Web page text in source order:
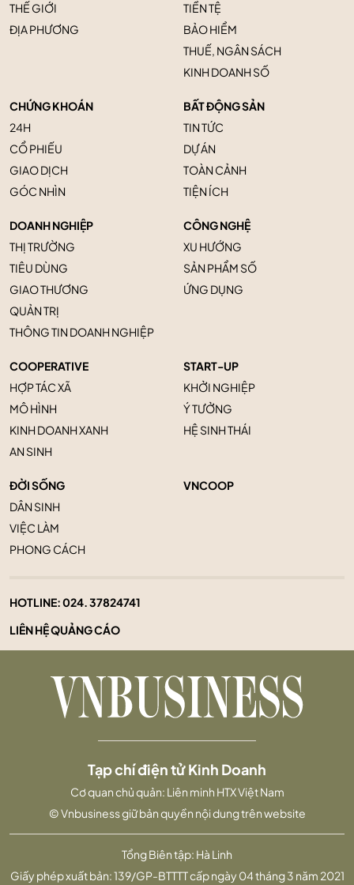
THẾ GIỚI
ĐỊA PHƯƠNG
TIỀN TỆ
BẢO HIỂM
THUẾ, NGÂN SÁCH
KINH DOANH SỐ
CHỨNG KHOÁN
24H
CỔ PHIẾU
GIAO DỊCH
GÓC NHÌN
BẤT ĐỘNG SẢN
TIN TỨC
DỰ ÁN
TOÀN CẢNH
TIỆN ÍCH
DOANH NGHIỆP
THỊ TRƯỜNG
TIÊU DÙNG
GIAO THƯƠNG
QUẢN TRỊ
THÔNG TIN DOANH NGHIỆP
CÔNG NGHỆ
XU HƯỚNG
SẢN PHẨM SỐ
ỨNG DỤNG
COOPERATIVE
HỢP TÁC XÃ
MÔ HÌNH
KINH DOANH XANH
AN SINH
START-UP
KHỞI NGHIỆP
Ý TƯỞNG
HỆ SINH THÁI
ĐỜI SỐNG
DÂN SINH
VIỆC LÀM
PHONG CÁCH
VNCOOP
HOTLINE:024. 37824741
LIÊN HỆ QUẢNG CÁO
Tổng Biên tập: Hà Linh
Giấy phép xuất bản: 139/GP-BTTTT cấp ngày 04 tháng 3 năm 2021
Tạp chí điện tử Kinh Doanh
Cơ quan chủ quản: Liên minh HTX Việt Nam
© Vnbusiness giữ bản quyền nội dung trên website